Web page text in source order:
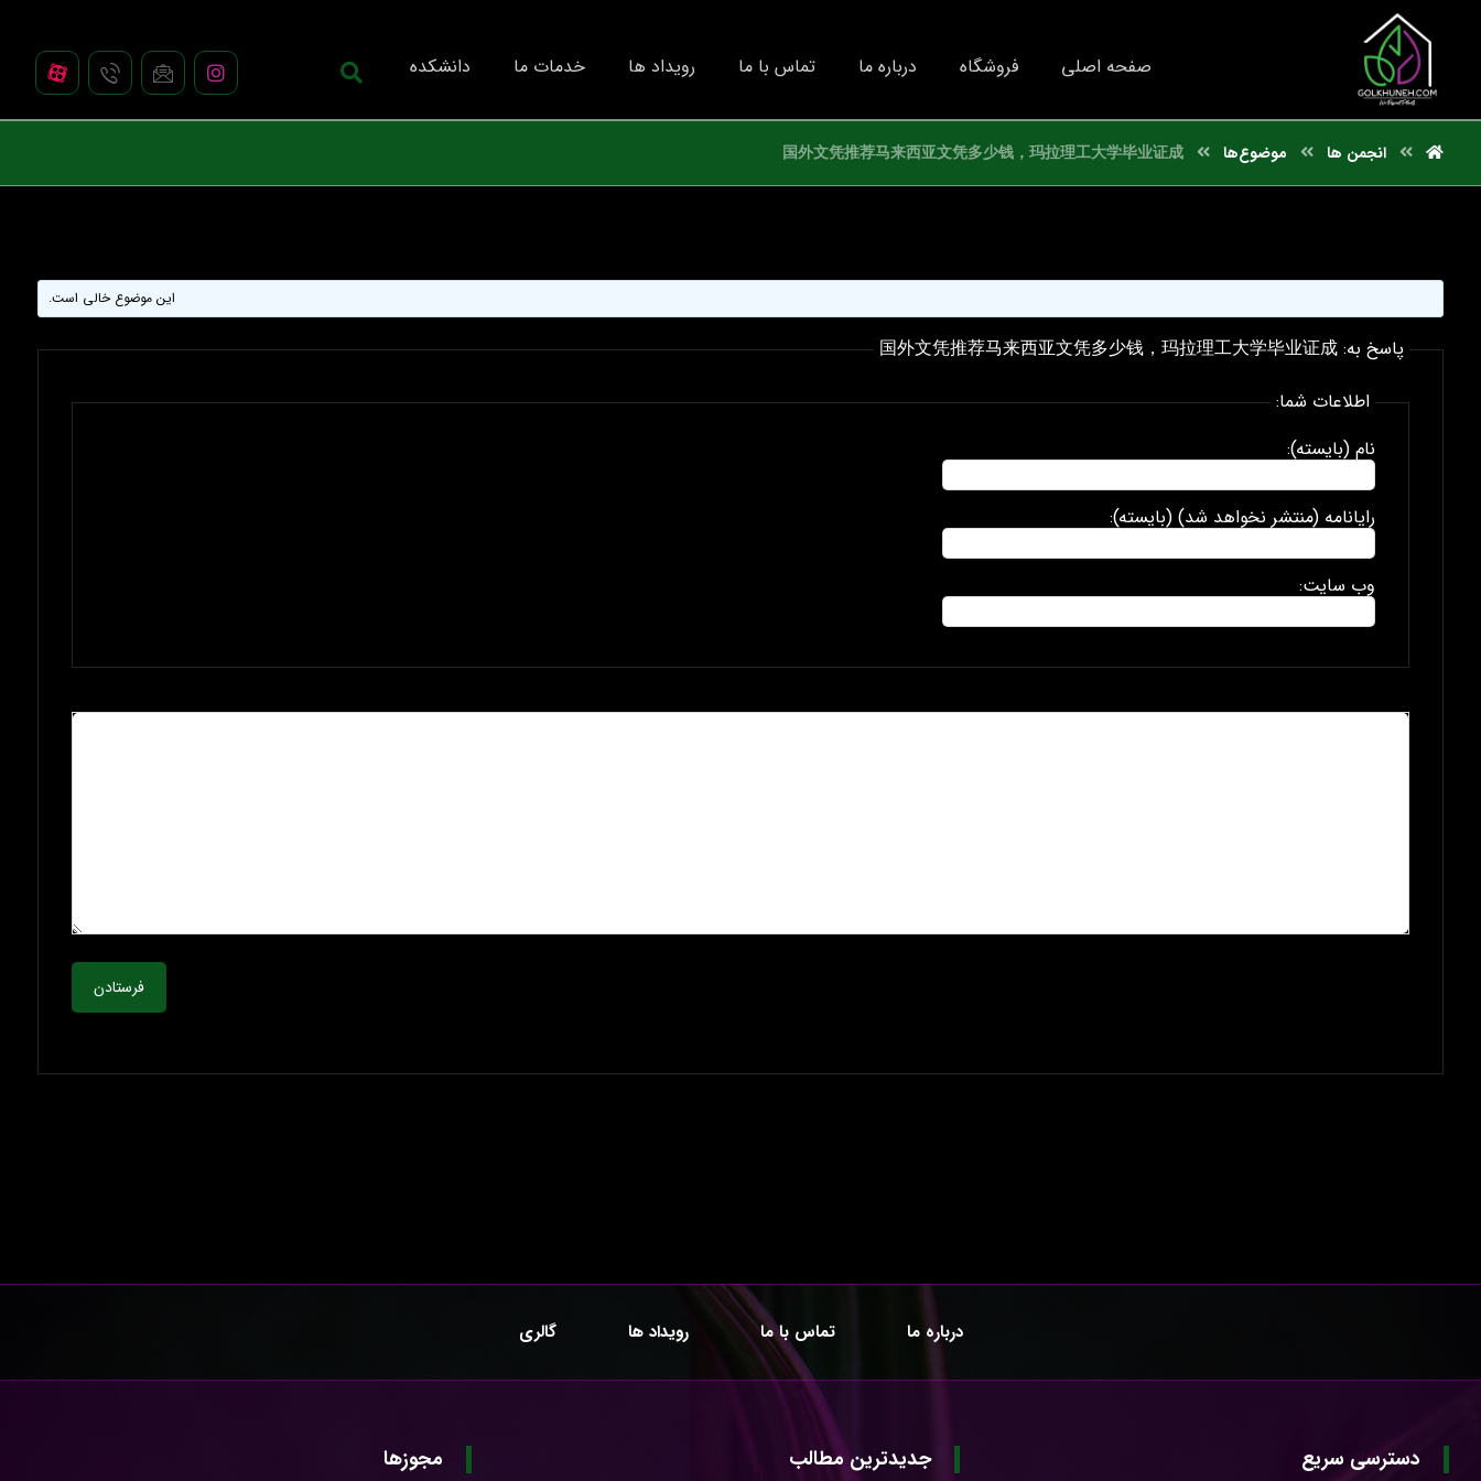
صفحه اصلی فروشگاه درباره ما تماس با ما رویداد ها خدمات ما دانشکده
انجمن ها موضوع‌ها 国外文凭推荐马来西亚文凭多少钱，玛拉理工大学毕业证成
این موضوع خالی است.
پاسخ به: 国外文凭推荐马来西亚文凭多少钱，玛拉理工大学毕业证成
اطلاعات شما:
نام (بایسته):
رایانامه (منتشر نخواهد شد) (بایسته):
وب سایت:
فرستادن
درباره ما تماس با ما رویداد ها گالری
دسترسی سریع جدیدترین مطالب مجوزها